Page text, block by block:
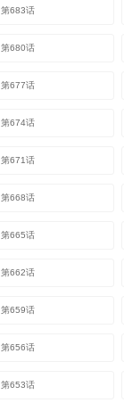
第683话
第680话
第677话
第674话
第671话
第668话
第665话
第662话
第659话
第656话
第653话